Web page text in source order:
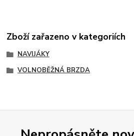
Zboží zařazeno v kategoriích
NAVIJÁKY
VOLNOBĚŽNÁ BRZDA